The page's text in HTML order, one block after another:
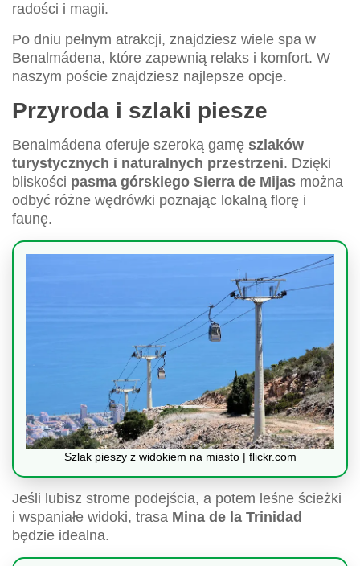
radości i magii.
Po dniu pełnym atrakcji, znajdziesz wiele spa w
Benalmádena, które zapewnią relaks i komfort. W
naszym poście znajdziesz najlepsze opcje.
Przyroda i szlaki piesze
Benalmádena oferuje szeroką gamę szlaków
turystycznych i naturalnych przestrzeni. Dzięki
bliskości pasma górskiego Sierra de Mijas można
odbyć różne wędrówki poznając lokalną florę i
faunę.
Szlak pieszy z widokiem na miasto | flickr.com
Jeśli lubisz strome podejścia, a potem leśne ścieżki
i wspaniałe widoki, trasa Mina de la Trinidad
będzie idealna.